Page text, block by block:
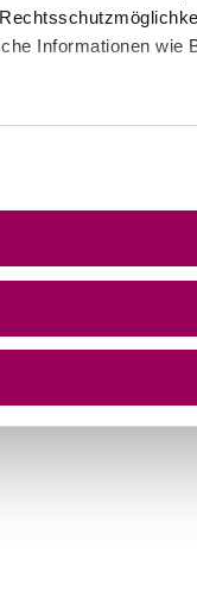
Informationen